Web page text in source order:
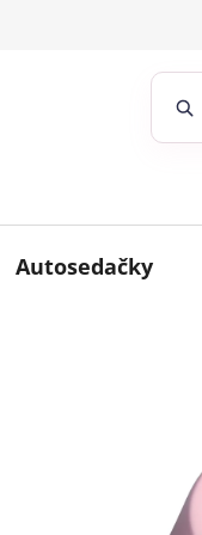
Autosedačky